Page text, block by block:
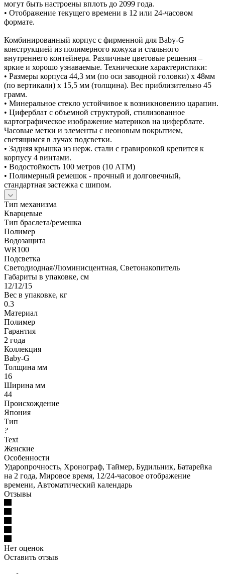
могут быть настроены вплоть до 2099 года.
• Отображение текущего времени в 12 или 24-часовом
формате.
Комбинированный корпус с фирменной для Baby-G
конструкцией из полимерного кожуха и стального
внутреннего контейнера. Различные цветовые решения –
яркие и хорошо узнаваемые. Технические характеристики:
• Размеры корпуса 44,3 мм (по оси заводной головки) х 48мм
(по вертикали) х 15,5 мм (толщина). Вес приблизительно 45
грамм.
• Минеральное стекло устойчивое к возникновению царапин.
• Циферблат с объемной структурой, стилизованное
картографическое изображение материков на циферблате.
Часовые метки и элементы с неоновым покрытием,
светящимся в лучах подсветки.
• Задняя крышка из нерж. стали с гравировкой крепится к
корпусу 4 винтами.
• Водостойкость 100 метров (10 АТМ)
• Полимерный ремешок - прочный и долговечный,
стандартная застежка с шипом.
Тип механизма
Кварцевые
Тип браслета/ремешка
Полимер
Водозащита
WR100
Подсветка
Светодиодная/Люминисцентная, Светонакопитель
Габариты в упаковке, см
12/12/15
Вес в упаковке, кг
0.3
Материал
Полимер
Гарантия
2 года
Коллекция
Baby-G
Толщина мм
16
Ширина мм
44
Происхождение
Япония
Тип
?
Text
Женские
Особенности
Ударопрочность, Хронограф, Таймер, Будильник, Батарейка
на 2 года, Мировое время, 12/24-часовое отображение
времени, Автоматический календарь
Отзывы
Нет оценок
Оставить отзыв